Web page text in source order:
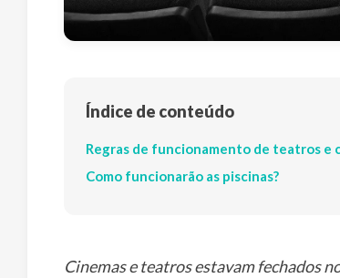
Índice de conteúdo
Regras de funcionamento de teatros e
Como funcionarão as piscinas?
Cinemas e teatros estavam fechados